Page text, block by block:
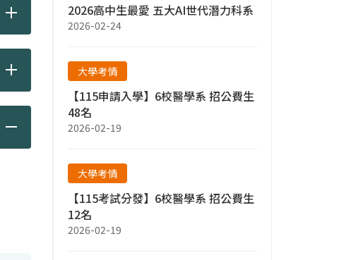
2026高中生最愛 五大AI世代潛力科系
2026-02-24
大學考情
【115申請入學】6校醫學系 招公費生
48名
2026-02-19
大學考情
【115考試分發】6校醫學系 招公費生
12名
2026-02-19